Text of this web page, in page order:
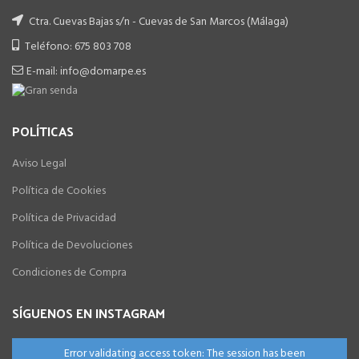
Ctra. Cuevas Bajas s/n - Cuevas de San Marcos (Málaga)
Teléfono: 675 803 708
E-mail: info@domarpe.es
POLÍTICAS
Aviso Legal
Política de Cookies
Política de Privacidad
Política de Devoluciones
Condiciones de Compra
SÍGUENOS EN INSTAGRAM
Error validating access token: The session has been